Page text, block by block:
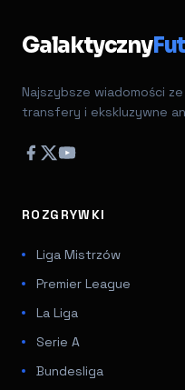
Galaktyczny
Najszybsze wiadomości
transfery i ekskluzywne
ROZGRYWKI
Liga Mistrzów
Premier League
La Liga
Serie A
Bundesliga